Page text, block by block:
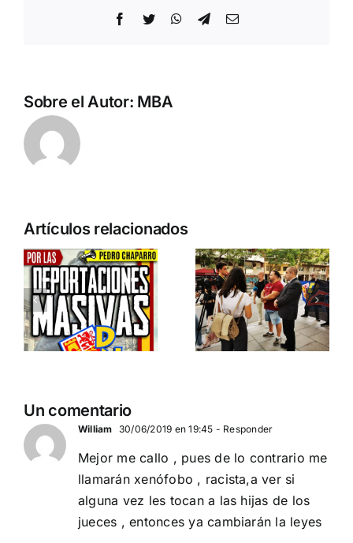
Facebook
Twitter WhatsApp
TelegramCorreo
Sobre el Autor: MBA
Artículos relacionados
Acto en
Barcelona:
España y
Serbia
contra el
separatismo
EN BARCELONA
acto DN
contra la
invasión
migratoria
y el gran
Un comentario
William 30/06/2019 en 19:45 - Responder
Mejor me callo , pues de lo contrario me
llamarán xenófobo , racista,a ver si
alguna vez les tocan a las hijas de los
jueces , entonces ya cambiarán la leyes